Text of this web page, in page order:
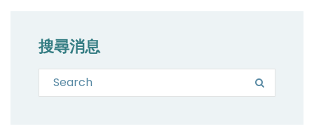
搜尋消息
Search for: